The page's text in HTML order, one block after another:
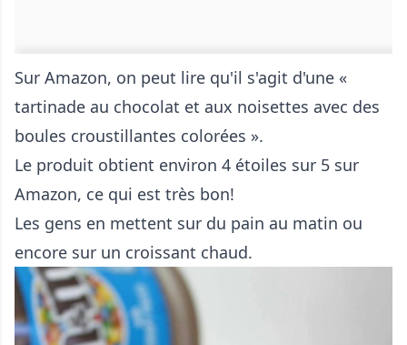
Sur Amazon, on peut lire qu'il s'agit d'une «
tartinade au chocolat et aux noisettes avec des
boules croustillantes colorées ».
Le produit obtient environ 4 étoiles sur 5 sur
Amazon, ce qui est très bon!
Les gens en mettent sur du pain au matin ou
encore sur un croissant chaud.